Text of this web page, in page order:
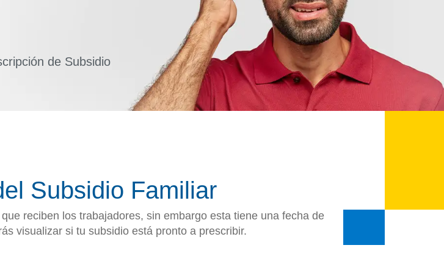
de Subsidio
Subsidio Familiar
reciben los trabajadores, sin embargo esta tiene una fecha de
visualizar si tu subsidio está pronto a prescribir.